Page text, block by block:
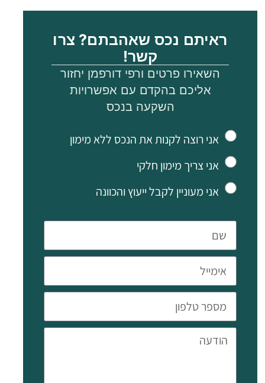
שישה חדרי רחצה
סלון מרווח
חניה מקורה שמתאימה לשני
רכבים ושטחי אחסון, ועוד חמש
חניות חיצוניות
סולאריים
בריכה פרטית, אזור ברביקיו,
חדר שירות/חדר עוזרת
ראיתם נכס שאהבתם? צרו
קשר!
השאירו פרטים ורפי דורפמן יחזור
אליכם בהקדם עם אפשרויות
השקעה בנכס
אני רוצה לקנות את הנכס ללא מימון
אני צריך מימון חלקי
אני מעוניין לקבל ייעוץ והכוונה